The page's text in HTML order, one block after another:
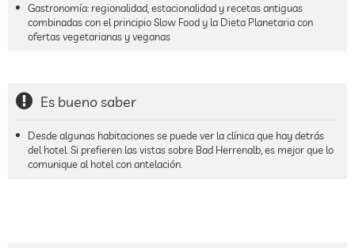
Gastronomía: regionalidad, estacionalidad y recetas antiguas
combinadas con el principio Slow Food y la Dieta Planetaria con
ofertas vegetarianas y veganas
Es bueno saber
Desde algunas habitaciones se puede ver la clínica que hay detrás
del hotel. Si prefieren las vistas sobre Bad Herrenalb, es mejor que lo
comunique al hotel con antelación.